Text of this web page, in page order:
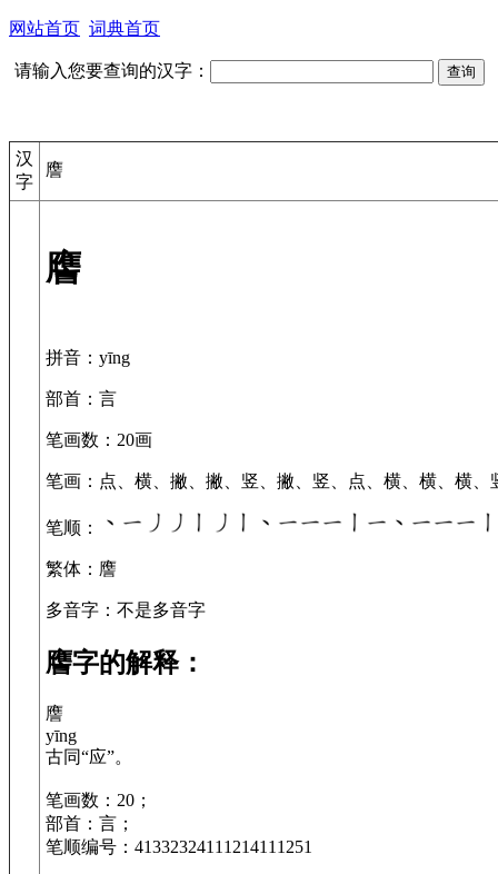
网站首页 词典首页
请输入您要查询的汉字：
汉
字
譍
譍
拼音 ：yīng
部首 ：言
笔画数 ：20画
笔画 ：点、横、撇、撇、竖、撇、竖、点、横、横、横
笔顺 ：
繁体 ：譍
多音字 ：不是多音字
譍字的解释：
譍
yīng
古同“应”。
笔画数：20；
部首：言；
笔顺编号：41332324111214111251